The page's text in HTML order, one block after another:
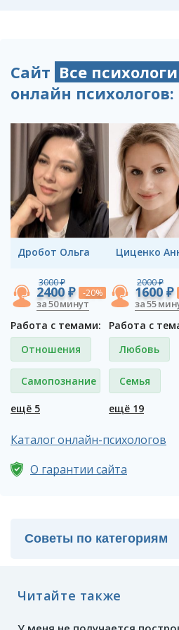
Сайт Все психологи
онлайн психологов:
Дробот Ольга
3000 ₽
2400 ₽ -20%
за 50 минут
Работа с темами:
Отношения
Самопознание
ещё 5
Циценко
2000 ₽
1600 ₽
за 55
Работа с
Любовь
Семья
ещё 19
Каталог онлайн-психологов
О гарантии сайта
Читайте также